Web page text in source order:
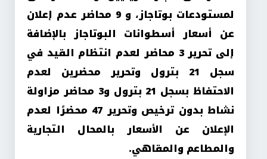
لمستودعات بوتاجاز، و 9 محاضر عدم إعلان
عن أسعار أسطوانات البوتاجاز بالإضافة
إلى تحرير 3 محاضر لعدم انتظام القيد في
سجل 21 بترول وتحرير محضرين لعدم
الاحتفاظ بسجل 21 بترول و3 محاضر مزاولة
نشاط بدون ترخيص وتحرير 47 محضرًا لعدم
الإعلان عن الأسعار بالمحال التجارية
والمطاعم والمقاهي.